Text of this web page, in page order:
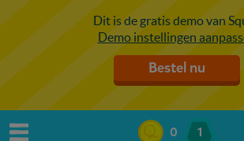
Dit is de gratis demo van
Demo instellingen
Bestel nu
0 1